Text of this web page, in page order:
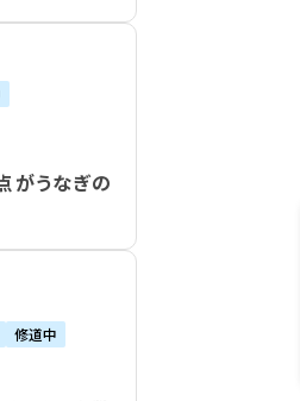
がうなぎの
修道中